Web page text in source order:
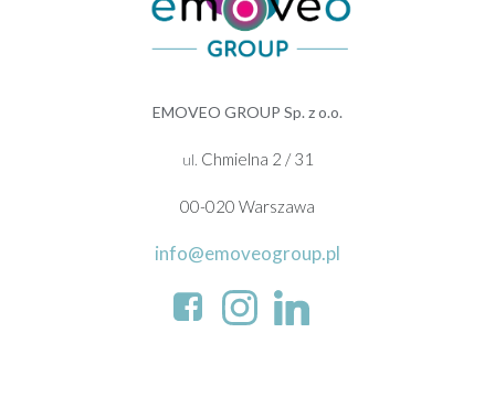
EMOVEO GROUP Sp. z o.o.
ul. Chmielna 2 / 31
00-020 Warszawa
info@emoveogroup.pl